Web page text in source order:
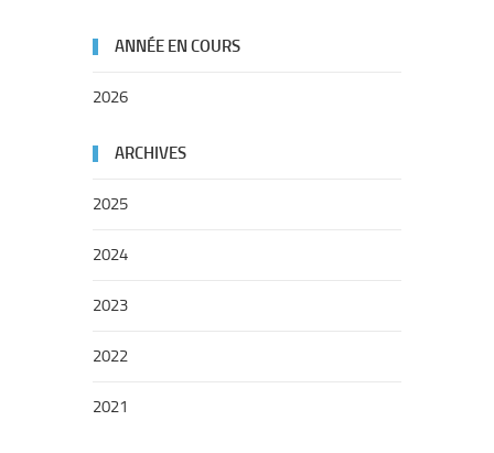
ANNÉE EN COURS
2026
ARCHIVES
2025
2024
2023
2022
2021